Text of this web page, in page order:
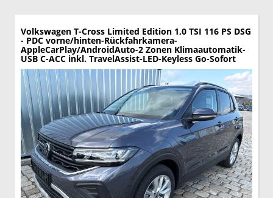
Volkswagen T-Cross Limited Edition 1,0 TSI 116 PS DSG
- PDC vorne/hinten-Rückfahrkamera-
AppleCarPlay/AndroidAuto-2 Zonen Klimaautomatik-
USB C-ACC inkl. TravelAssist-LED-Keyless Go-Sofort